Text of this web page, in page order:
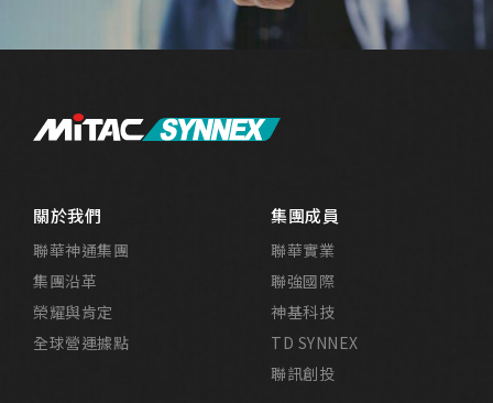
關於我們
聯華神通集團
集團沿革
榮耀與肯定
全球營運據點
集團成員
聯華實業
聯強國際
神基科技
TD SYNNEX
聯訊創投